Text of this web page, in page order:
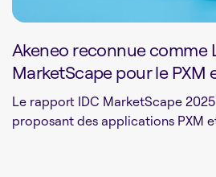
Akeneo reconnue comme
MarketScape pour le PXM
Le rapport IDC MarketScape
proposant des applications PXM